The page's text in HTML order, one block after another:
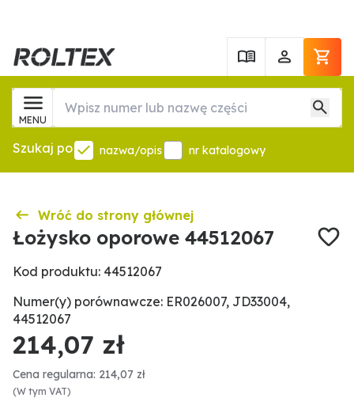
MENU
Szukaj po nazwa/opis nr katalogowy
Wróć do strony głównej
Łożysko oporowe 44512067
Kod produktu: 44512067
Numer(y) porównawcze: ER026007, JD33004,
44512067
214,07 zł
Cena regularna: 214,07 zł
(W tym VAT)